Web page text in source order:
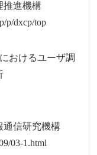
進機構
p/dxcp/top
おけるユーザ調
信研究機構
03-1.html